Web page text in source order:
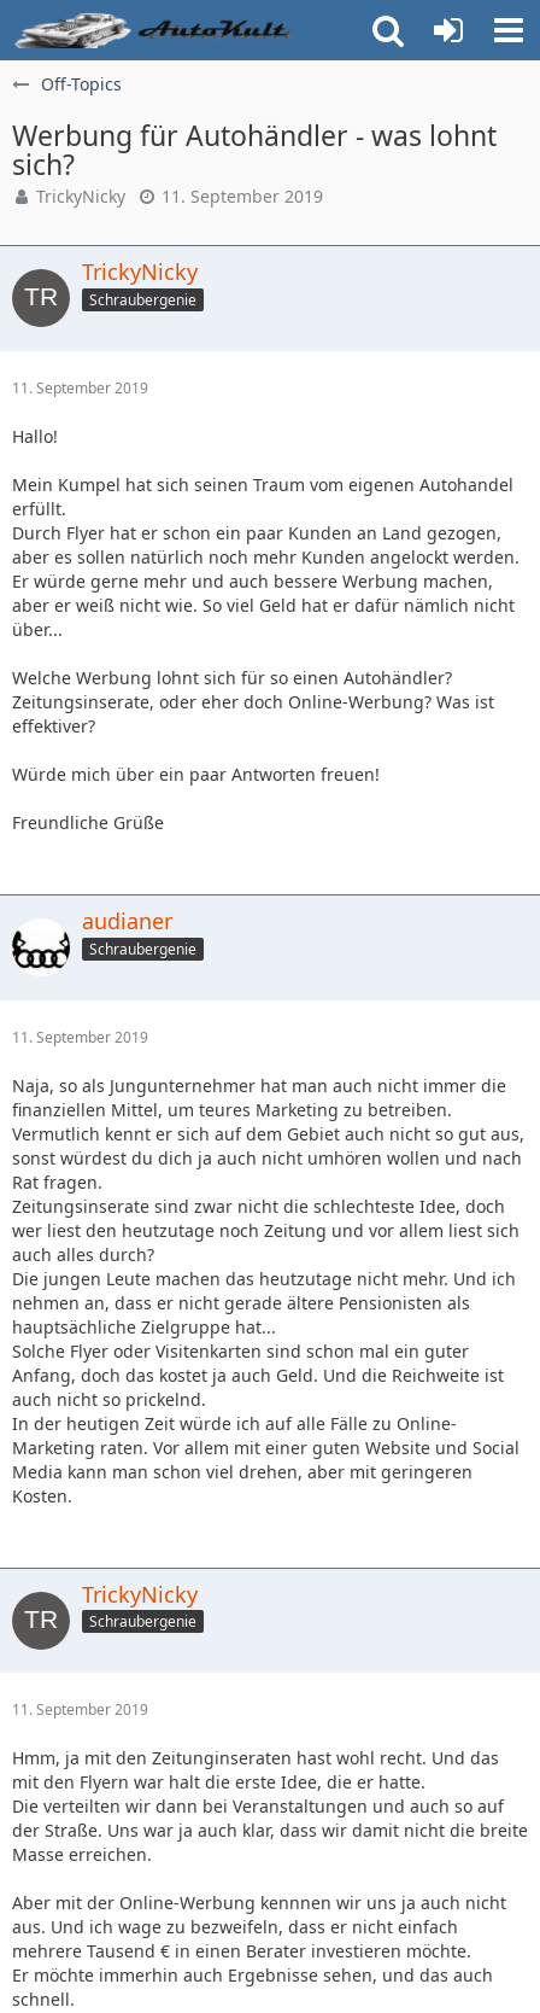
Off-Topics
Werbung für Autohändler - was lohnt
sich?
TrickyNicky 11. September 2019
TrickyNicky
Schraubergenie
11. September 2019
Hallo!
Mein Kumpel hat sich seinen Traum vom eigenen Autohandel
erfüllt.
Durch Flyer hat er schon ein paar Kunden an Land gezogen,
aber es sollen natürlich noch mehr Kunden angelockt werden.
Er würde gerne mehr und auch bessere Werbung machen,
aber er weiß nicht wie. So viel Geld hat er dafür nämlich nicht
über...
Welche Werbung lohnt sich für so einen Autohändler?
Zeitungsinserate, oder eher doch Online-Werbung? Was ist
effektiver?
Würde mich über ein paar Antworten freuen!
Freundliche Grüße
audianer
Schraubergenie
11. September 2019
Naja, so als Jungunternehmer hat man auch nicht immer die
finanziellen Mittel, um teures Marketing zu betreiben.
Vermutlich kennt er sich auf dem Gebiet auch nicht so gut aus,
sonst würdest du dich ja auch nicht umhören wollen und nach
Rat fragen.
Zeitungsinserate sind zwar nicht die schlechteste Idee, doch
wer liest den heutzutage noch Zeitung und vor allem liest sich
auch alles durch?
Die jungen Leute machen das heutzutage nicht mehr. Und ich
nehmen an, dass er nicht gerade ältere Pensionisten als
hauptsächliche Zielgruppe hat...
Solche Flyer oder Visitenkarten sind schon mal ein guter
Anfang, doch das kostet ja auch Geld. Und die Reichweite ist
auch nicht so prickelnd.
In der heutigen Zeit würde ich auf alle Fälle zu Online-
Marketing raten. Vor allem mit einer guten Website und Social
Media kann man schon viel drehen, aber mit geringeren
Kosten.
TrickyNicky
Schraubergenie
11. September 2019
Hmm, ja mit den Zeitunginseraten hast wohl recht. Und das
mit den Flyern war halt die erste Idee, die er hatte.
Die verteilten wir dann bei Veranstaltungen und auch so auf
der Straße. Uns war ja auch klar, dass wir damit nicht die breite
Masse erreichen.
Aber mit der Online-Werbung kennnen wir uns ja auch nicht
aus. Und ich wage zu bezweifeln, dass er nicht einfach
mehrere Tausend € in einen Berater investieren möchte.
Er möchte immerhin auch Ergebnisse sehen, und das auch
schnell.